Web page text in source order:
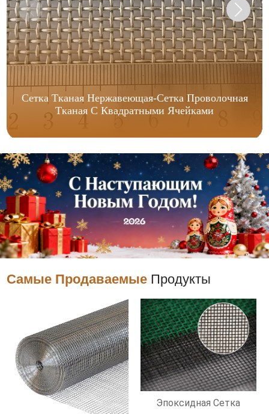
Сетка Тканая Нержавеющая-Сетка Проволочная
Тканая С Квадратными Ячейками
Самые Продаваемые Продукты
Эпоксидная Сетка